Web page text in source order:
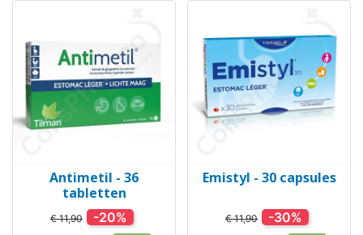
Antimetil - 36
tabletten
€ 11,90 -20%
Emistyl - 30 capsules
€ 11,90 -30%